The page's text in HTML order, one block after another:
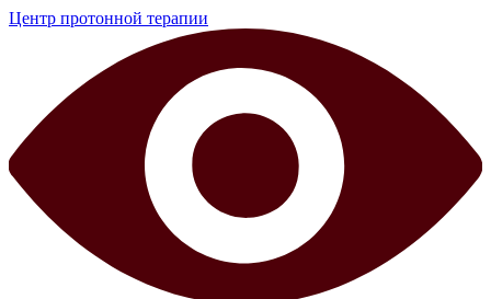
Центр протонной терапии